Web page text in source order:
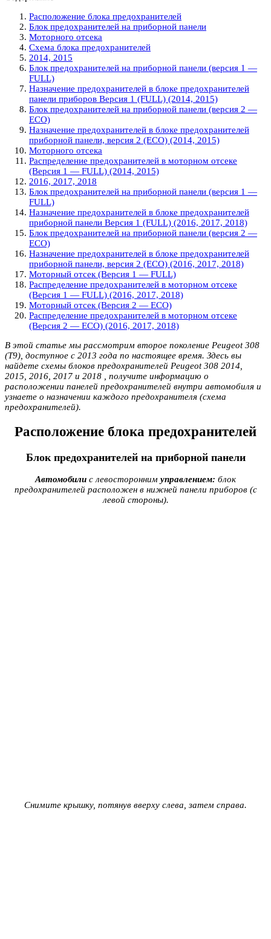
Расположение блока предохранителей
Блок предохранителей на приборной панели
Моторного отсека
Схема блока предохранителей
2014, 2015
Блок предохранителей на приборной панели (версия 1 —
FULL)
Назначение предохранителей в блоке предохранителей
панели приборов Версия 1 (FULL) (2014, 2015)
Блок предохранителей на приборной панели (версия 2 —
ECO)
Назначение предохранителей в блоке предохранителей
приборной панели, версия 2 (ECO) (2014, 2015)
Моторного отсека
Распределение предохранителей в моторном отсеке
(Версия 1 — FULL) (2014, 2015)
2016, 2017, 2018
Блок предохранителей на приборной панели (версия 1 —
FULL)
Назначение предохранителей в блоке предохранителей
приборной панели Версия 1 (FULL) (2016, 2017, 2018)
Блок предохранителей на приборной панели (версия 2 —
ECO)
Назначение предохранителей в блоке предохранителей
приборной панели, версия 2 (ECO) (2016, 2017, 2018)
Моторный отсек (Версия 1 — FULL)
Распределение предохранителей в моторном отсеке
(Версия 1 — FULL) (2016, 2017, 2018)
Моторный отсек (Версия 2 — ECO)
Распределение предохранителей в моторном отсеке
(Версия 2 — ECO) (2016, 2017, 2018)
В этой статье мы рассмотрим второе поколение Peugeot 308
(T9), доступное с 2013 года по настоящее время. Здесь вы
найдете схемы блоков предохранителей Peugeot 308 2014,
2015, 2016, 2017 и 2018 , получите информацию о
расположении панелей предохранителей внутри автомобиля и
узнаете о назначении каждого предохранителя (схема
предохранителей).
Расположение блока предохранителей
Блок предохранителей на приборной панели
Автомобили с левосторонним управлением: блок
предохранителей расположен в нижней панели приборов (с
левой стороны).
Снимите крышку, потянув вверху слева, затем справа.